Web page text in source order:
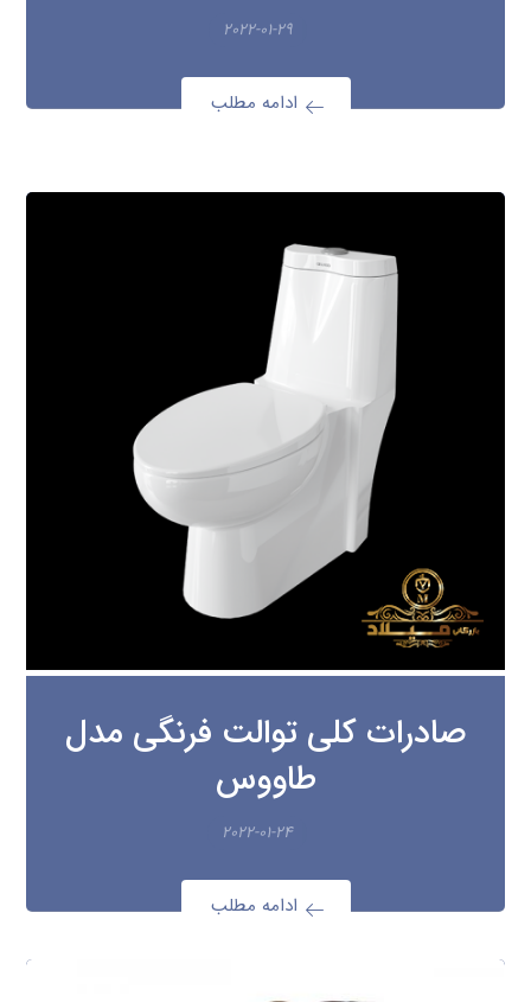
۲۰۲۲-۰۱-۲۹
ادامه مطلب
صادرات کلی توالت فرنگی مدل
طاووس
۲۰۲۲-۰۱-۲۴
ادامه مطلب